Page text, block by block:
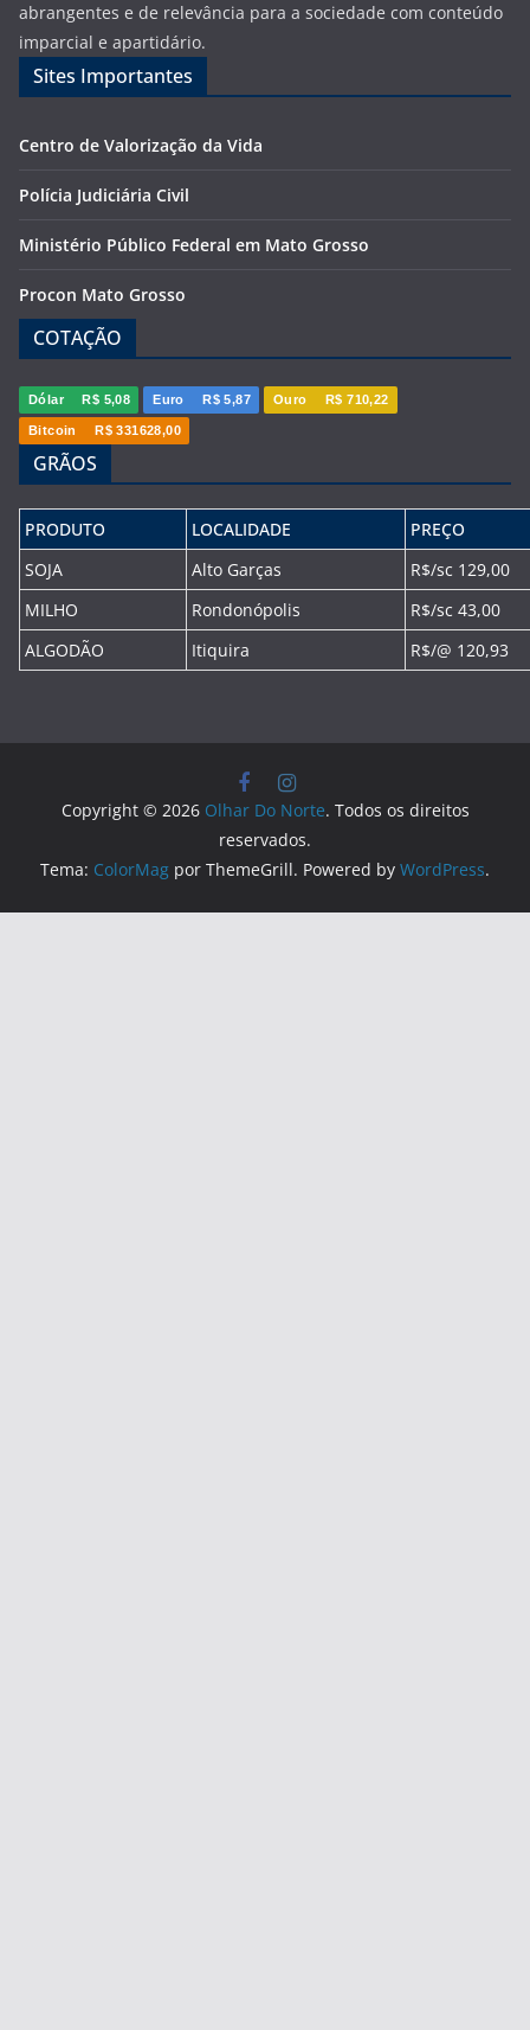
abrangentes e de relevância para a sociedade com conteúdo
imparcial e apartidário.
Sites Importantes
Centro de Valorização da Vida
Polícia Judiciária Civil
Ministério Público Federal em Mato Grosso
Procon Mato Grosso
COTAÇÃO
Dólar R$ 5,08 Euro R$ 5,87 Ouro R$ 710,22
Bitcoin R$ 331628,00
GRÃOS
PRODUTO LOCALIDADE
PREÇO
SOJA
Alto Garças
R$/sc 129,00
MILHO
Rondonópolis
R$/sc 43,00
ALGODÃO
Itiquira R$/@ 120,93
Copyright © 2026 Olhar Do Norte. Todos os direitos
reservados.
Tema: ColorMag por ThemeGrill. Powered by WordPress.